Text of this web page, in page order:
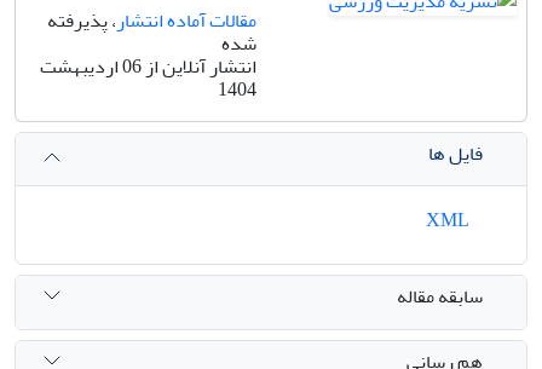
مقالات آماده انتشار، پذیرفته
شده
انتشار آنلاین از 06 اردیبهشت
1404
فایل ها
سابقه مقاله